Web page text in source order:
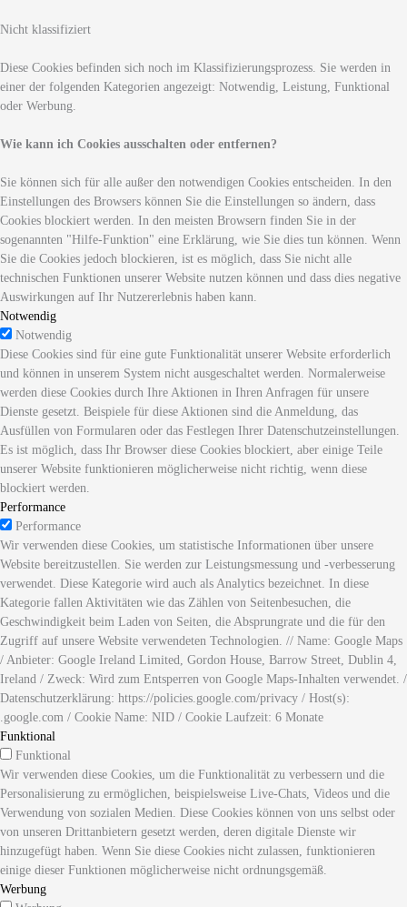
Nicht klassifiziert
Diese Cookies befinden sich noch im Klassifizierungsprozess. Sie werden in
einer der folgenden Kategorien angezeigt: Notwendig, Leistung, Funktional
oder Werbung.
Wie kann ich Cookies ausschalten oder entfernen?
Sie können sich für alle außer den notwendigen Cookies entscheiden. In den
Einstellungen des Browsers können Sie die Einstellungen so ändern, dass
Cookies blockiert werden. In den meisten Browsern finden Sie in der
sogenannten "Hilfe-Funktion" eine Erklärung, wie Sie dies tun können. Wenn
Sie die Cookies jedoch blockieren, ist es möglich, dass Sie nicht alle
technischen Funktionen unserer Website nutzen können und dass dies negative
Auswirkungen auf Ihr Nutzererlebnis haben kann.
Notwendig
Notwendig
Diese Cookies sind für eine gute Funktionalität unserer Website erforderlich
und können in unserem System nicht ausgeschaltet werden. Normalerweise
werden diese Cookies durch Ihre Aktionen in Ihren Anfragen für unsere
Dienste gesetzt. Beispiele für diese Aktionen sind die Anmeldung, das
Ausfüllen von Formularen oder das Festlegen Ihrer Datenschutzeinstellungen.
Es ist möglich, dass Ihr Browser diese Cookies blockiert, aber einige Teile
unserer Website funktionieren möglicherweise nicht richtig, wenn diese
blockiert werden.
Performance
Performance
Wir verwenden diese Cookies, um statistische Informationen über unsere
Website bereitzustellen. Sie werden zur Leistungsmessung und -verbesserung
verwendet. Diese Kategorie wird auch als Analytics bezeichnet. In diese
Kategorie fallen Aktivitäten wie das Zählen von Seitenbesuchen, die
Geschwindigkeit beim Laden von Seiten, die Absprungrate und die für den
Zugriff auf unsere Website verwendeten Technologien. // Name: Google Maps
/ Anbieter: Google Ireland Limited, Gordon House, Barrow Street, Dublin 4,
Ireland / Zweck: Wird zum Entsperren von Google Maps-Inhalten verwendet. /
Datenschutzerklärung: https://policies.google.com/privacy / Host(s):
.google.com / Cookie Name: NID / Cookie Laufzeit: 6 Monate
Funktional
Funktional
Wir verwenden diese Cookies, um die Funktionalität zu verbessern und die
Personalisierung zu ermöglichen, beispielsweise Live-Chats, Videos und die
Verwendung von sozialen Medien. Diese Cookies können von uns selbst oder
von unseren Drittanbietern gesetzt werden, deren digitale Dienste wir
hinzugefügt haben. Wenn Sie diese Cookies nicht zulassen, funktionieren
einige dieser Funktionen möglicherweise nicht ordnungsgemäß.
Werbung